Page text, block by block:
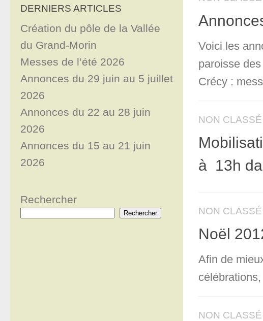
Voici les
paroisse
Crécy :
NON CLASSÉ
à 13h
NON CLASSÉ
Noël
Afin de
NON CLASSÉ
DERNIERS ARTICLES
Création du pôle de la Vallée
du Grand-Morin
Messes de l’été 2026
Annonces du 29 juin au 5 juillet
2026
Annonces du 22 au 28 juin
2026
Annonces du 15 au 21 juin
2026
Rechercher
Rechercher